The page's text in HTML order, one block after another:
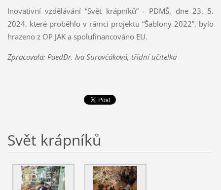
Inovativní vzdělávání “Svět krápníků” - PDMŠ, dne 23. 5.
2024, které proběhlo v rámci projektu “Šablony 2022”, bylo
hrazeno z OP JAK a spolufinancováno EU.
Zpracovala: PaedDr. Iva Surovčáková, třídní učitelka
Svět krápníků